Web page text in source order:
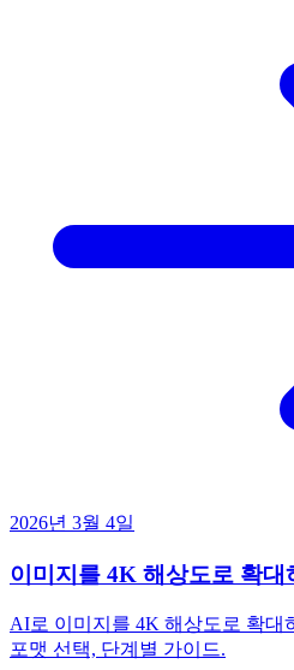
2026년 3월 4일
이미지를 4K 해상도로 확대
AI로 이미지를 4K 해상도로 확대
포맷 선택, 단계별 가이드.